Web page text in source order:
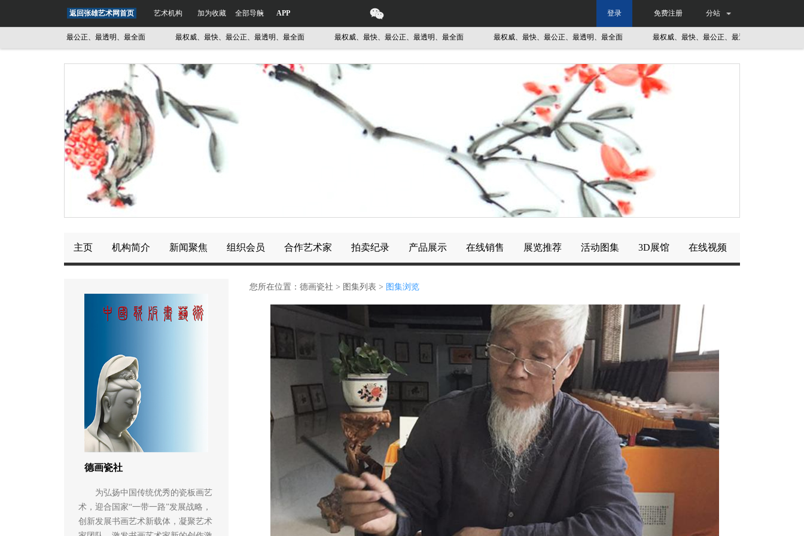
返回张雄艺术网首页 艺术机构 加为收藏 全部导航 APP 分站
免费注册
登录
权威、最快、最公正、最透明、最全面 最权威、最快、最公正、最透明、最全面 最权威、最快、最公正、最透明、最全面 最权威、最快、最公正、最透明、最全面 最权威、最快、最公正、最透明、最全面
主页 机构简介 新闻聚焦 组织会员 合作艺术家 拍卖纪录 产品展示 在线销售 展览推荐 活动图集 3D展馆 在线视频
德画瓷社
为弘扬中国传统优秀的瓷板画艺
术，迎合国家“一带一路”发展战略，
创新发展书画艺术新载体，凝聚艺术
您所在位置： 德画瓷社 > 图集列表 > 图集浏览